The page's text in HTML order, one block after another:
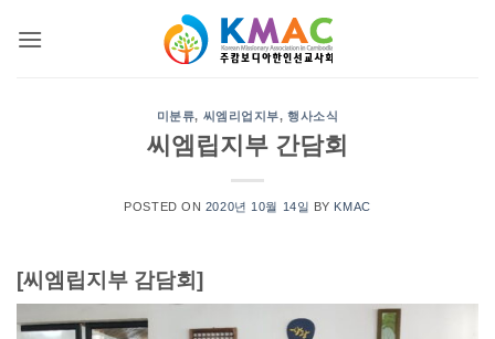
미분류, 씨엠리업지부,행사소식
씨엠립지부 간담회
POSTED ON 2020년 10월 14일 BY KMAC
[씨엠립지부 감담회]